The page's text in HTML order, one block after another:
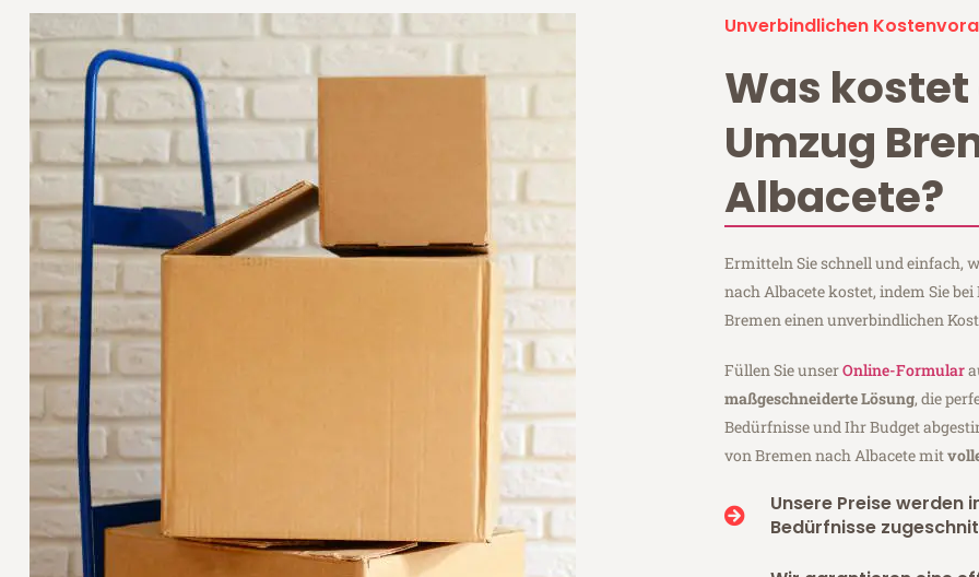
Unverbindlichen
Was kostet
Umzug
Albacete?
Ermitteln Sie schnell und einfach,
nach Albacete kostet, indem Sie
Bremen einen unverbindlichen
Füllen Sie unserOnline-Formular
maßgeschneiderte Lösung, die
Bedürfnisse und Ihr Budget
von Bremen nach Albacete mit
Unsere Preise werden
Bedürfnisse